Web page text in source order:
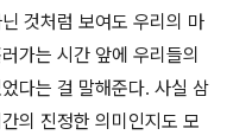
것처럼 보여도 우리의 마
가는 시간 앞에 우리들의
다는 걸 말해준다. 사실 삼
의 진정한 의미인지도 모